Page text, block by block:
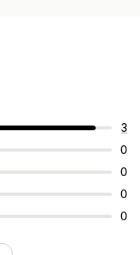
3
0
0
0
0